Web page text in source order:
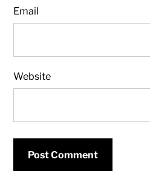
Email
Website